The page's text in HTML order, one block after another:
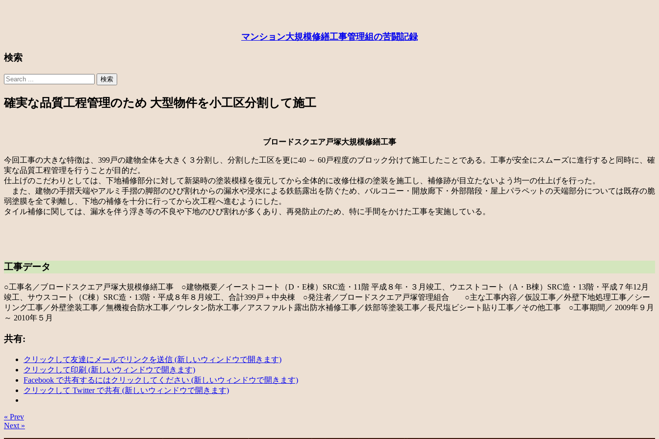
マンション大規模修繕工事管理組の苦闘記録
検索
確実な品質工程管理のため 大型物件を小工区分割して施工
ブロードスクエア戸塚大規模修繕工事
今回工事の大きな特徴は、399戸の建物全体を大きく３分割し、分割した工区を更に40 ～ 60戸程度のブロック分けて施工したことである。工事が安全にスムーズに進行すると同時に、確
実な品質工程管理を行うことが目的だ。
仕上げのこだわりとしては、下地補修部分に対して新築時の塗装模様を復元してから全体的に改修仕様の塗装を施工し、補修跡が目立たないよう均一の仕上げを行った。
また、建物の手摺天端やアルミ手摺の脚部のひび割れからの漏水や浸水による鉄筋露出を防ぐため、バルコニー・開放廊下・外部階段・屋上パラペットの天端部分については既存の脆
弱塗膜を全て剥離し、下地の補修を十分に行ってから次工程へ進むようにした。
タイル補修に関しては、漏水を伴う浮き等の不良や下地のひび割れが多くあり、再発防止のため、特に手間をかけた工事を実施している。
工事データ
○工事名／ブロードスクエア戸塚大規模修繕工事 ○建物概要／イーストコート（D・E棟）SRC造・11階 平成８年・３月竣工、ウエストコート（A・B棟）SRC造・13階・平成７年12月
竣工、サウスコート（C棟）SRC造・13階・平成８年８月竣工、合計399戸＋中央棟 ○発注者／ブロードスクエア戸塚管理組合 ○主な工事内容／仮設工事／外壁下地処理工事／シー
リング工事／外壁塗装工事／無機複合防水工事／ウレタン防水工事／アスファルト露出防水補修工事／鉄部等塗装工事／長尺塩ビシート貼り工事／その他工事 ○工事期間／ 2009年９月
～ 2010年５月
共有:
クリックして友達にメールでリンクを送信 (新しいウィンドウで開きます)
クリックして印刷 (新しいウィンドウで開きます)
Facebook で共有するにはクリックしてください (新しいウィンドウで開きます)
クリックして Twitter で共有 (新しいウィンドウで開きます)
« Prev
Next »